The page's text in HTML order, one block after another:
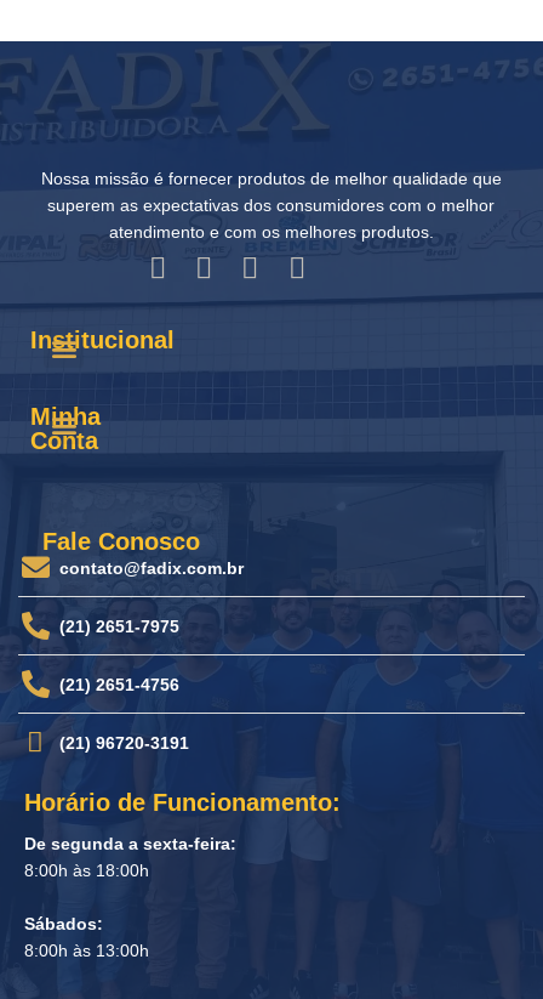
Nossa missão é fornecer produtos de melhor qualidade que
superem as expectativas dos consumidores com o melhor
atendimento e com os melhores produtos.
Institucional
Minha
Conta
Fale Conosco
contato@fadix.com.br
(21) 2651-7975
(21) 2651-4756
(21) 96720-3191
Horário de Funcionamento:
De segunda a sexta-feira:
8:00h às 18:00h
Sábados:
8:00h às 13:00h